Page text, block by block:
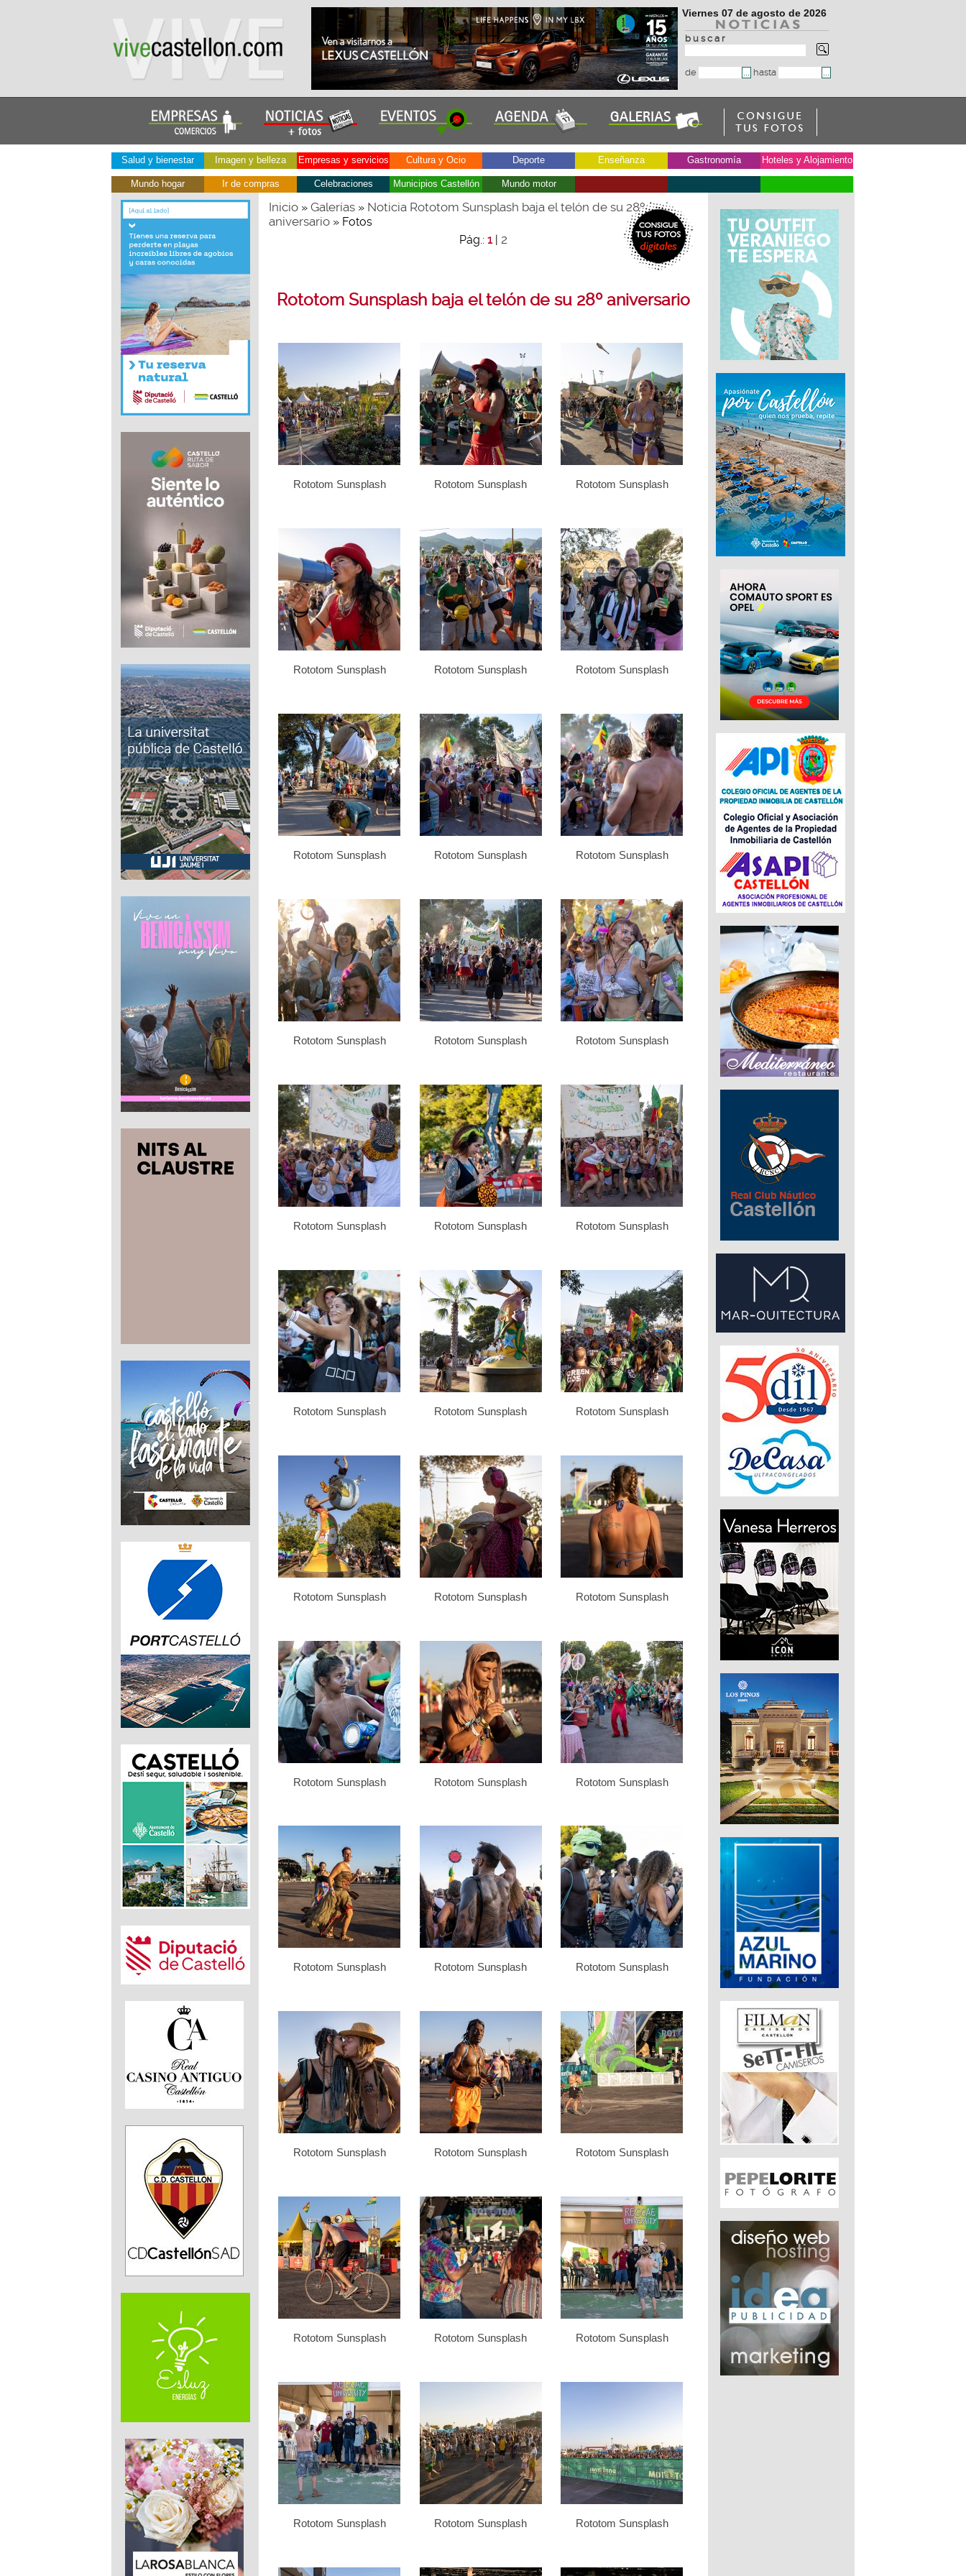
Viernes 07 de agosto de 2026
b u s c a r
de hasta
Salud y bienestar Imagen y belleza Empresas y servicios Cultura y Ocio Deporte Enseñanza Gastronomía Hoteles y Alojamiento
Mundo hogar Ir de compras Celebraciones Municipios Castellón Mundo motor
Inicio» Galerías» Noticia Rototom Sunsplash baja el telón de su 28º
aniversario» Fotos
Pág.: 1| 2
Rototom Sunsplash baja el telón de su 28º aniversario
Rototom Sunsplash Rototom Sunsplash Rototom Sunsplash
Rototom Sunsplash Rototom Sunsplash Rototom Sunsplash
Rototom Sunsplash Rototom Sunsplash Rototom Sunsplash
Rototom Sunsplash Rototom Sunsplash Rototom Sunsplash
Rototom Sunsplash Rototom Sunsplash Rototom Sunsplash
Rototom Sunsplash Rototom Sunsplash Rototom Sunsplash
Rototom Sunsplash Rototom Sunsplash Rototom Sunsplash
Rototom Sunsplash Rototom Sunsplash Rototom Sunsplash
Rototom Sunsplash Rototom Sunsplash Rototom Sunsplash
Rototom Sunsplash Rototom Sunsplash Rototom Sunsplash
Rototom Sunsplash Rototom Sunsplash Rototom Sunsplash
Rototom Sunsplash Rototom Sunsplash Rototom Sunsplash